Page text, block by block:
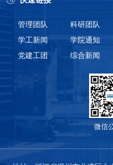
管理团队 科研团队
学工新闻
学院通知
党建工团
综合新闻
微信